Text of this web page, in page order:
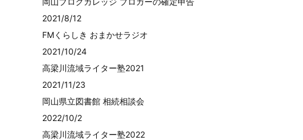
2021/8/12
FMくらしき おまかせラジオ
2021/10/24
高梁川流域ライター塾2021
2021/11/23
岡山県立図書館 相続相談会
2022/10/2
高梁川流域ライター塾2022